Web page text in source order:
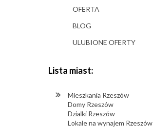
OFERTA
BLOG
ULUBIONE OFERTY
Lista miast:
Mieszkania Rzeszów
Domy Rzeszów
Dzialki Rzeszów
Lokale na wynajem Rzeszów